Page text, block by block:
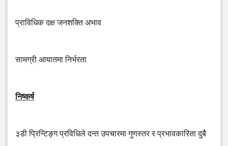
प्राविधिक दक्ष जनशक्ति अभाव
सामग्री आयातमा निर्भरता
निष्कर्ष
३डी प्रिन्टिङ्ग प्रविधिले दन्त उपचारमा गुणस्तर र प्रभावकारिता दुबै